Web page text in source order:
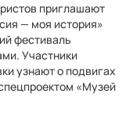
приглашают
— моя история»
фестиваль
Участники
узнают о подвигах
«Музей